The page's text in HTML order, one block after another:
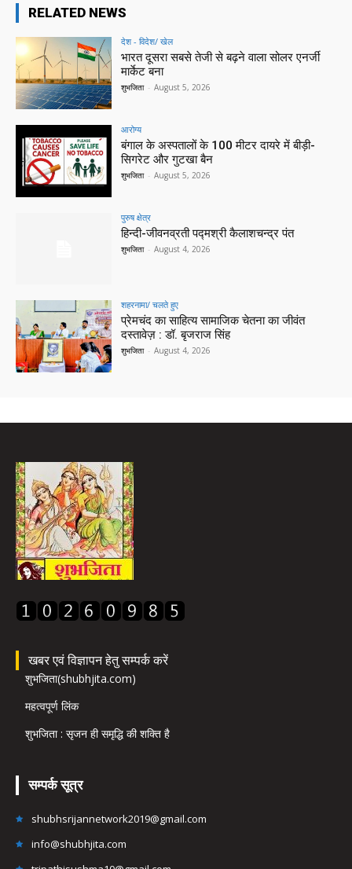
RELATED NEWS
देश - विदेश/ खेल
भारत दूसरा सबसे तेजी से बढ़ने वाला सोलर एनर्जी
मार्केट बना
शुभजिता - August 5, 2026
आरोग्य
बंगाल के अस्पतालों के 100 मीटर दायरे में बीड़ी-
सिगरेट और गुटखा बैन
शुभजिता - August 5, 2026
पुरुष क्षेत्र
हिन्‍दी-जीवनव्रती पद्मश्री कैलाशचन्‍द्र पंत
शुभजिता - August 4, 2026
शहरनामा/ चलते हुए
प्रेमचंद का साहित्य सामाजिक चेतना का जीवंत
दस्तावेज़ : डॉ. बृजराज सिंह
शुभजिता - August 4, 2026
खबर एवं विज्ञापन हेतु सम्पर्क करें
शुभजिता(shubhjita.com)
महत्वपूर्ण लिंक
शुभजिता : सृजन ही समृद्धि की शक्ति है
सम्पर्क सूत्र
shubhsrijannetwork2019@gmail.com
info@shubhjita.com